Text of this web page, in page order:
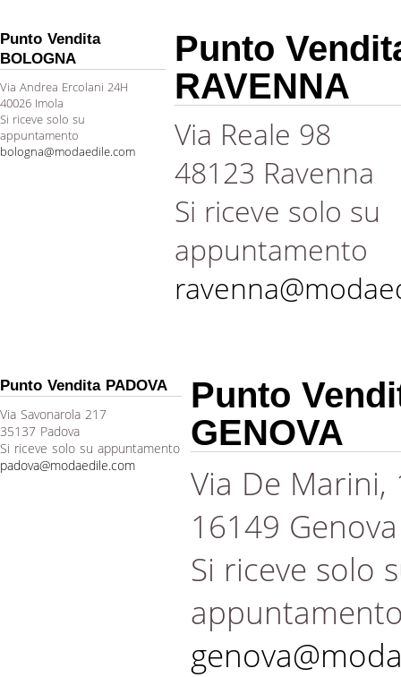
Punto Vendita
BOLOGNA
Via Andrea Ercolani 24H
40026 Imola
Si riceve solo su
appuntamento
bologna@modaedile.com
Punto
RAVENNA
Via Reale 98
48123 Ravenna
Si riceve solo su
appuntamento
Punto Vendita PADOVA
Via Savonarola 217
35137 Padova
Si riceve solo su appuntamento
padova@modaedile.com
Punto
GENOVA
Via De Marini,
16149 Genova
Si riceve solo